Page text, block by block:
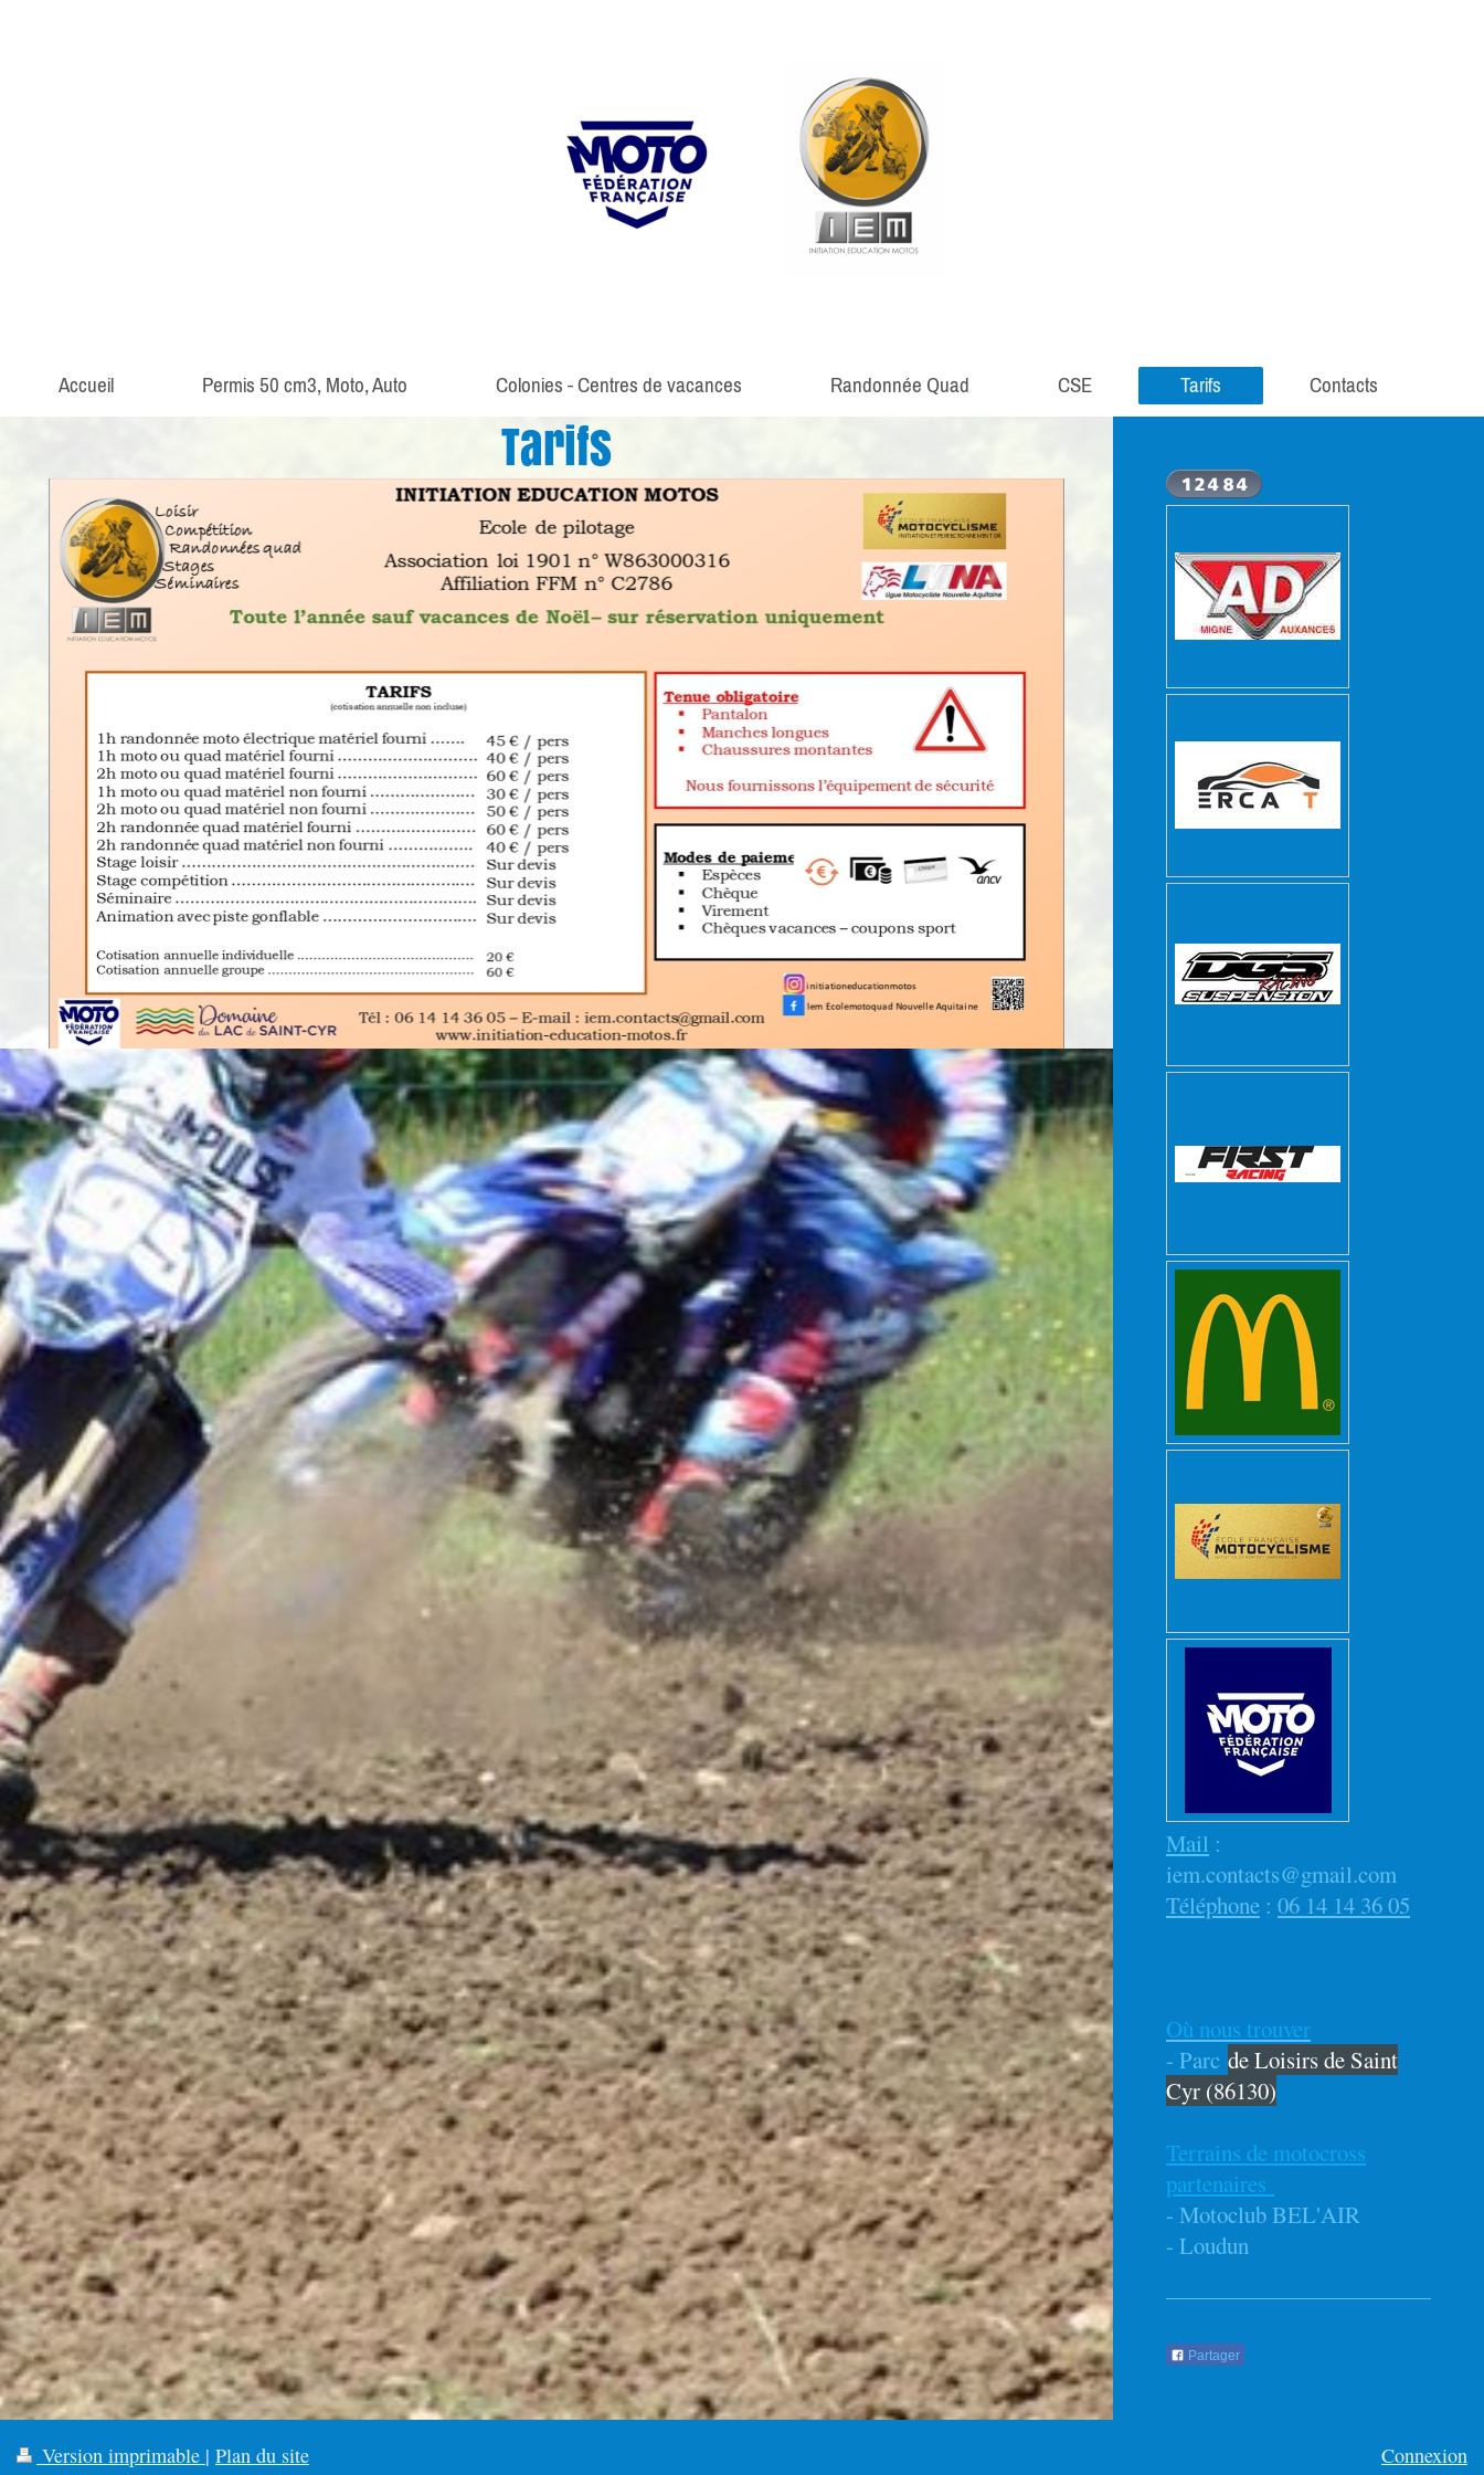
Accueil Permis 50 cm3, Moto, Auto Colonies - Centres de vacances Randonnée Quad CSE Tarifs Contacts
Tarifs
Mail :
iem.contacts@gmail.com
Téléphone : 06 14 14 36 05
Où nous trouver
- Parc de Loisirs de Saint
Cyr (86130)
Terrains de motocross
partenaires
- Motoclub BEL'AIR
- Loudun
Partager
Version imprimable | Plan du site
Connexion